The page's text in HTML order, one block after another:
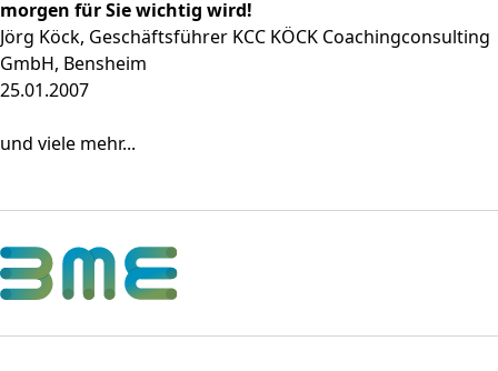
morgen für Sie wichtig wird!
Jörg Köck, Geschäftsführer KCC KÖCK Coachingconsulting
GmbH, Bensheim
25.01.2007
und viele mehr...